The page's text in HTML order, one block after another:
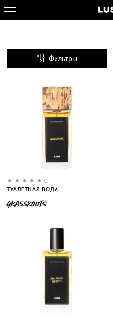
Фильтры
0
ТУАЛЕТНАЯ ВОДА
GRASSROOTS